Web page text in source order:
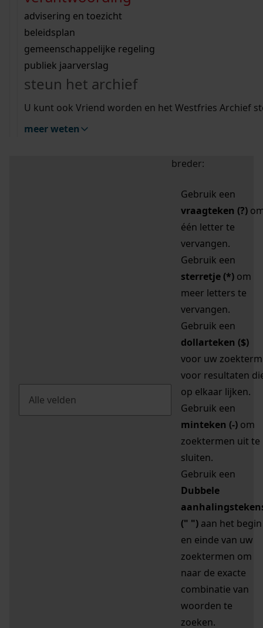
bouwvergunningen
omgevingsvergunningen
vergunningen
beeld en geluid
uitleg nodig?
Wij helpen u op weg met een aantal zoektips.
bekijk alle zoektips
Wij helpen u op weg met een aantal zoektips.
bekijk alle zoektips
bekijk ons geschiedenislokaal
advisering en toezicht
beleidsplan
gemeenschappelijke regeling
publiek jaarverslag
steun het archief
U kunt ook Vriend worden en het Westfries Archief
meer weten
zoektips
Mijn Studiezaal (inloggen)
uw zoekopdracht te
breder:
Gebruik een
vraagteken (?)
één letter te
vervangen.
Gebruik een
sterretje (*) om
meer letters te
vervangen.
Gebruik een
dollarteken ($)
voor uw zoekterm
voor resultaten
op elkaar lijken.
Gebruik een
minteken (-) om
zoektermen uit te
sluiten.
Gebruik een
Dubbele
(" ") aan het begin
en einde van uw
zoektermen om
naar de exacte
combinatie van
woorden te
zoeken.